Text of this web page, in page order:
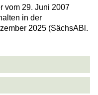
vom 29. Juni 2007
in der
2025 (SächsABl.